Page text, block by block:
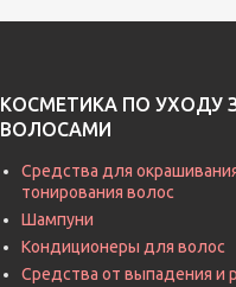
КОСМЕТИКА ПО УХОДУ
ВОЛОСАМИ
Средства для
тонирования волос
Шампуни
Кондиционеры для волос
Средства от выпадения и